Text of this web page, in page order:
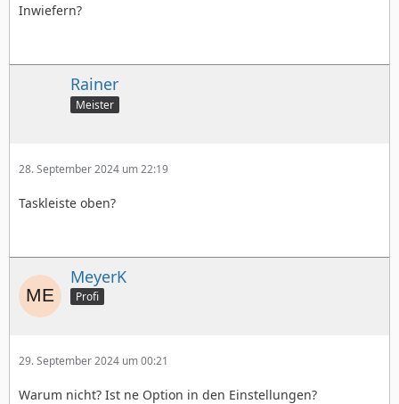
Inwiefern?
Rainer
Meister
28. September 2024 um 22:19
Taskleiste oben?
MeyerK
Profi
29. September 2024 um 00:21
Warum nicht? Ist ne Option in den Einstellungen?